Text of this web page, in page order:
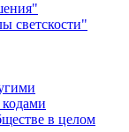
светскости"
в целом